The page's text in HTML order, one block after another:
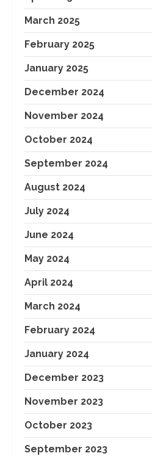
March 2025
February 2025
January 2025
December 2024
November 2024
October 2024
September 2024
August 2024
July 2024
June 2024
May 2024
April 2024
March 2024
February 2024
January 2024
December 2023
November 2023
October 2023
September 2023